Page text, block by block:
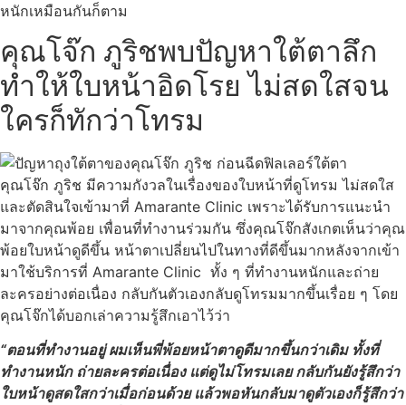
หนักเหมือนกันก็ตาม
คุณโจ๊ก ภูริชพบปัญหาใต้ตาลึก
ทำให้ใบหน้าอิดโรย ไม่สดใสจน
ใครก็ทักว่าโทรม
คุณโจ๊ก ภูริช มีความกังวลในเรื่องของใบหน้าที่ดูโทรม ไม่สดใส
และตัดสินใจเข้ามาที่ Amarante Clinic เพราะได้รับการแนะนำ
มาจากคุณพ้อย เพื่อนที่ทำงานร่วมกัน ซึ่งคุณโจ๊กสังเกตเห็นว่าคุณ
พ้อยใบหน้าดูดีขึ้น หน้าตาเปลี่ยนไปในทางที่ดีขึ้นมากหลังจากเข้า
มาใช้บริการที่ Amarante Clinic ทั้ง ๆ ที่ทำงานหนักและถ่าย
ละครอย่างต่อเนื่อง กลับกันตัวเองกลับดูโทรมมากขึ้นเรื่อย ๆ โดย
คุณโจ๊กได้บอกเล่าความรู้สึกเอาไว้ว่า
“ตอนที่ทำงานอยู่ ผมเห็นพี่พ้อยหน้าตาดูดีมากขึ้นกว่าเดิม ทั้งที่
ทำงานหนัก ถ่ายละครต่อเนื่อง แต่ดูไม่โทรมเลย กลับกันยังรู้สึกว่า
ใบหน้าดูสดใสกว่าเมื่อก่อนด้วย แล้วพอหันกลับมาดูตัวเองก็รู้สึกว่า